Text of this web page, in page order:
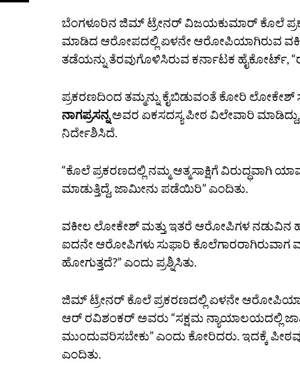
ಬೆಂಗಳೂರಿನ ಜಿಮ್‌ ಟ್ರೇನರ್‌ ವಿಜಯಕುಮಾರ್‌ ಕೊಲೆ
ಮಾಡಿದ ಆರೋಪದಲ್ಲಿ ಏಳನೇ ಆರೋಪಿಯಾಗಿರುವ
ತಡೆಯನ್ನು ತೆರವುಗೊಳಿಸಿರುವ ಕರ್ನಾಟಕ ಹೈಕೋರ್ಟ್‌,
ಪ್ರಕರಣದಿಂದ ತಮ್ಮನ್ನು ಕೈಬಿಡುವಂತೆ ಕೋರಿ ಲೋಕೇಶ್‌
ನಾಗಪ್ರಸನ್ನಅವರ ಏಕಸದಸ್ಯ ಪೀಠ ವಿಲೇವಾರಿ
ನಿರ್ದೇಶಿಸಿದೆ.
“ಕೊಲೆ ಪ್ರಕರಣದಲ್ಲಿ ನಮ್ಮ ಆತ್ಮಸಾಕ್ಷಿಗೆ ವಿರುದ್ಧವಾಗಿ
ಮಾಡುತ್ತಿದ್ದೆ, ಜಾಮೀನು ಪಡೆಯಿರಿ” ಎಂದಿತು.
ವಕೀಲ ಲೋಕೇಶ್‌ ಮತ್ತು ಇತರೆ ಆರೋಪಿಗಳ ನಡುವಿನ
ಐದನೇ ಆರೋಪಿಗಳು ಸುಫಾರಿ
ಹೋಗುತ್ತದೆ?” ಎಂದು ಪ್ರಶ್ನಿಸಿತು.
ಜಿಮ್‌ ಟ್ರೇನರ್‌ ಕೊಲೆ ಪ್ರಕರಣದಲ್ಲಿ ಏಳನೇ
ಆರ್‌ ರವಿಶಂಕರ್‌ ಅವರು “ಸಕ್ಷಮ ನ್ಯಾಯಾಲಯದಲ್ಲಿ
ಮುಂದುವರಿಸಬೇಕು” ಎಂದು ಕೋರಿದರು. ಇದಕ್ಕೆ ಪೀಠವು
ಎಂದಿತು.